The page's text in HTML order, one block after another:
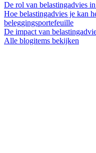
De rol van belastingadvies
Hoe belastingadvies je kan
beleggingsportefeuille
De impact van
Alle blogitems bekijken